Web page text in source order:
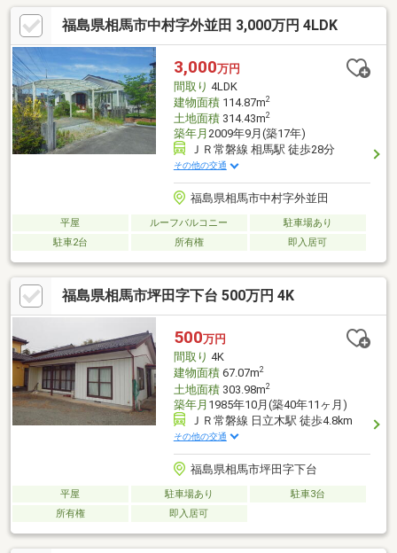
ていただけます。陽当たりや開放感、室内のきれいな状態、生活
動線の良さなどは、実際に現地をご覧いただくことでより魅力を
感じていただけます。ぜひ一度、現地をご見学いただき、この住
まいの快適さをご体感ください。
福島県相馬市中村字外並田 3,000万円 4LDK
3,000万円
間取り 4LDK
建物面積114.87m2
土地面積314.43m2
築年月 2009年9月(築17年)
ＪＲ常磐線 相馬駅 徒歩28分
その他の交通
福島県相馬市中村字外並田
平屋 ルーフバルコニー
駐車場あり
駐車2台
所有権 即入居可
福島県相馬市坪田字下台 500万円 4K
500万円
間取り 4K
建物面積67.07m2
土地面積303.98m2
築年月 1985年10月(築40年11ヶ月)
ＪＲ常磐線 日立木駅 徒歩4.8km
その他の交通
福島県相馬市坪田字下台
平屋 駐車場あり
駐車3台
所有権
即入居可